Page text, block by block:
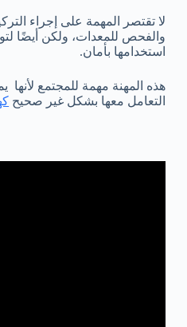
لا تقتصر المهمة على إجراء
والفحص للمعدات، ولكن أيضًا
استخدامها بأمان.
هذه المهنة مهمة للمجتمع
التعامل معها بشكل غير صحيح